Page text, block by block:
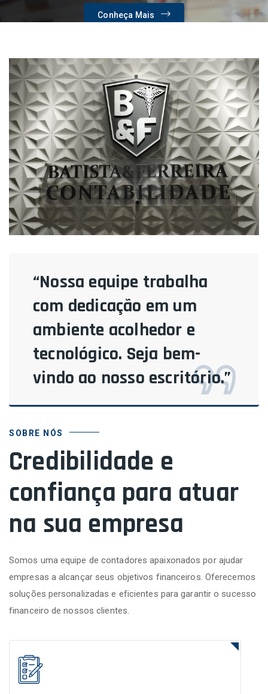
Conheça Mais
“Nossa equipe trabalha
com dedicação em um
ambiente acolhedor e
tecnológico. Seja bem-
vindo ao nosso escritório.”
SOBRE NÓS
Credibilidade e
confiança para atuar
na sua empresa
Somos uma equipe de contadores apaixonados por ajudar
empresas a alcançar seus objetivos financeiros. Oferecemos
soluções personalizadas e eficientes para garantir o sucesso
financeiro de nossos clientes.